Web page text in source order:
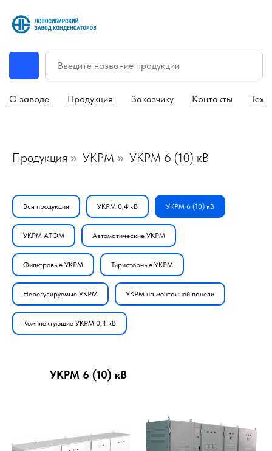
О заводе Продукция Заказчику Контакты
Продукция » УКРМ » УКРМ 6 (10) кВ
Вся продукция УКРМ 0,4 кВ УКРМ 6 (10) кВ
УКРМ АТОМ Автоматические УКРМ
Фильтровые УКРМ Тиристорные УКРМ
Нерегулируемые УКРМ УКРМ на монтажной панели
Комплектующие УКРМ 0,4 кВ
УКРМ 6 (10) кВ